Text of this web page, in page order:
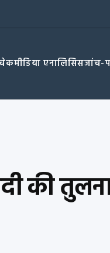
मीडिया एनालिसिसजांच-
की तुलना